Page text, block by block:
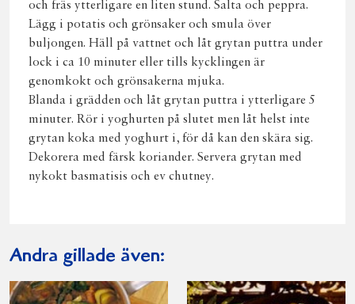
och fräs ytterligare en liten stund. Salta och peppra.
Lägg i potatis och grönsaker och smula över
buljongen. Häll på vattnet och låt grytan puttra under
lock i ca 10 minuter eller tills kycklingen är
genomkokt och grönsakerna mjuka.
Blanda i grädden och låt grytan puttra i ytterligare 5
minuter. Rör i yoghurten på slutet men låt helst inte
grytan koka med yoghurt i, för då kan den skära sig.
Dekorera med färsk koriander. Servera grytan med
nykokt basmatisis och ev chutney.
Andra gillade även: